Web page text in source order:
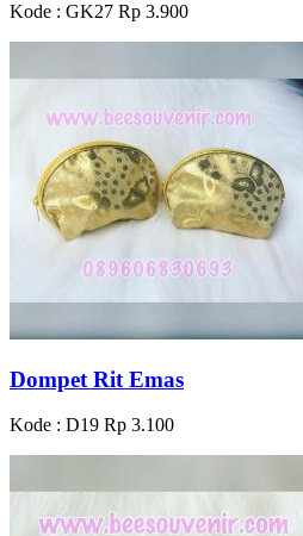
Kode : GK27 Rp 3.900
Dompet Rit Emas
Kode : D19 Rp 3.100